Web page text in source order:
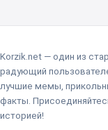
Korzik.net — один из
радующий
лучшие мемы,
факты.
историей!